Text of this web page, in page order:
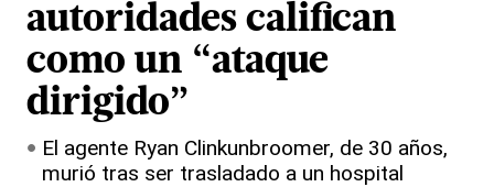
autoridades califican
como un “ataque
dirigido”
El agente Ryan Clinkunbroomer, de 30 años,
murió tras ser trasladado a un hospital